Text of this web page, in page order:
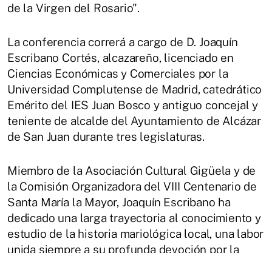
de la Virgen del Rosario".
La conferencia correrá a cargo de D. Joaquín
Escribano Cortés, alcazareño, licenciado en
Ciencias Económicas y Comerciales por la
Universidad Complutense de Madrid, catedrático
Emérito del IES Juan Bosco y antiguo concejal y
teniente de alcalde del Ayuntamiento de Alcázar
de San Juan durante tres legislaturas.
Miembro de la Asociación Cultural Gigüela y de
la Comisión Organizadora del VIII Centenario de
Santa María la Mayor, Joaquín Escribano ha
dedicado una larga trayectoria al conocimiento y
estudio de la historia mariológica local, una labor
unida siempre a su profunda devoción por la